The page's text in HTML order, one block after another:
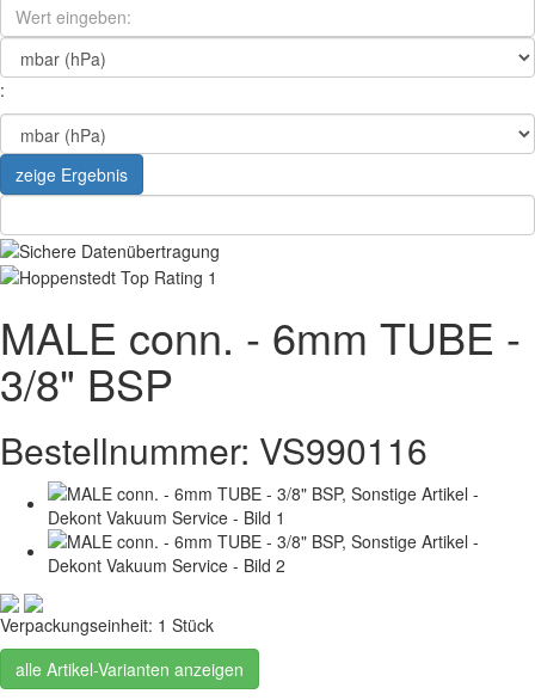
:
zeige Ergebnis
MALE conn. - 6mm TUBE -
3/8" BSP
Bestellnummer: VS990116
Verpackungseinheit: 1 Stück
alle Artikel-Varianten anzeigen